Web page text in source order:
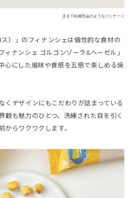
まるで絵画作品のようなパッケージ
）」のフィナンシェは個性的な食材の
ィナンシェ ゴルゴンゾーラ&ヘーゼル」
心にした風味や食感を五感で楽しめる焼
くデザインにもこだわりが詰まっている
観も魅力のひとつ。洗練された目を引く
からワクワクします。